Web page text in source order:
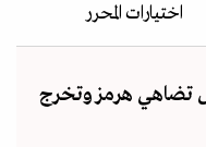
اختيارات المحرر
تضاهي هرمز وتخرج